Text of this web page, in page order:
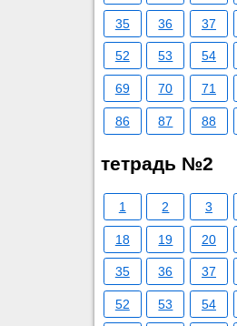
35 36 37
52 53 54
69 70 71
86 87 88
тетрадь №2
1 2 3
18 19 20
35 36 37
52 53 54